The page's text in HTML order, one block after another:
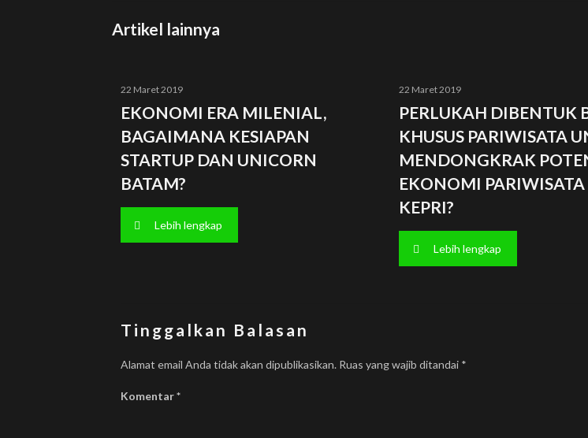
Artikel lainnya
22 Maret 2019
EKONOMI ERA MILENIAL,
BAGAIMANA KESIAPAN
STARTUP DAN UNICORN
BATAM?
Lebih lengkap
22 Maret 2019
PERLUKAH DIBENTUK
KHUSUS PARIWISATA
MENDONGKRAK
EKONOMI PARIWISATA
KEPRI?
Lebih lengkap
Tinggalkan Balasan
Alamat email Anda tidak akan dipublikasikan. Ruas yang wajib ditandai *
Komentar*